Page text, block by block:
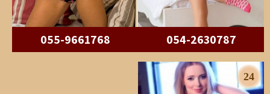
054-2630787
055-9661768
24